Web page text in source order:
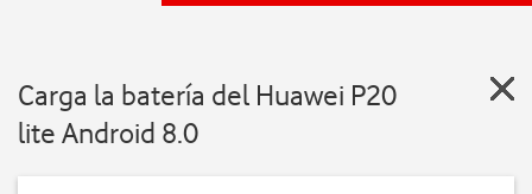
Carga la batería del Huawei P20
lite Android 8.0